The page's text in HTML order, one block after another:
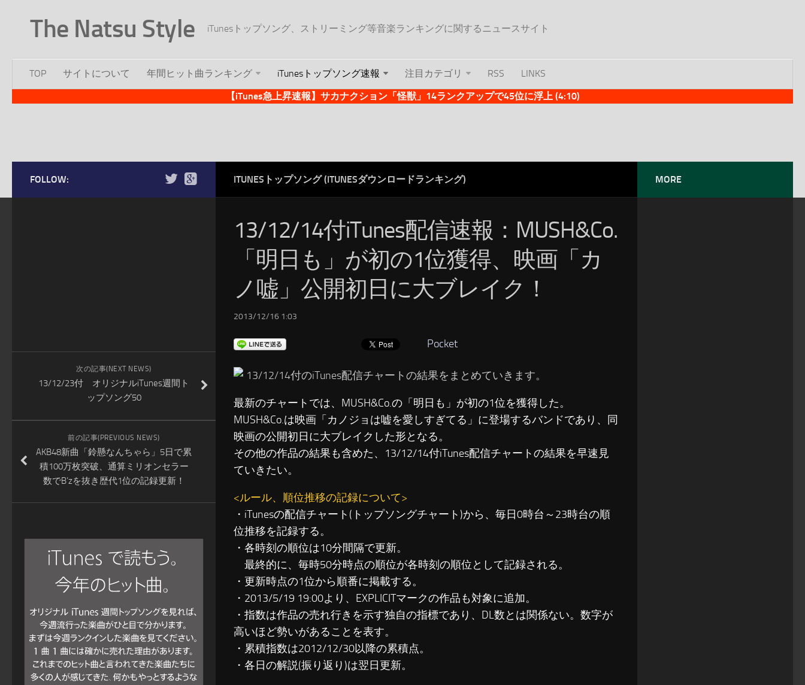
The Natsu Style iTunesトップソング、ストリーミング等音楽ランキングに関するニュースサイト
TOP サイトについて 年間ヒット曲ランキング iTunesトップソング速報 注目カテゴリ RSS
LINKS
【iTunes急上昇速報】サカナクション「怪獣」14ランクアップで45位に浮上 (4:10)
ITUNESトップソング (ITUNESダウンロードランキング)
13/12/14付iTunes配信速報：MUSH&Co.
「明日も」が初の1位獲得、映画「カ
ノ嘘」公開初日に大ブレイク！
2013/12/16 1:03
Pocket
13/12/14付のiTunes配信チャートの結果をまとめていきます。
最新のチャートでは、MUSH&Co.の「明日も」が初の1位を獲得した。
MUSH&Co.は映画「カノジョは嘘を愛しすぎてる」に登場するバンドであり、同
映画の公開初日に大ブレイクした形となる。
その他の作品の結果も含めた、13/12/14付iTunes配信チャートの結果を早速見
ていきたい。
<ルール、順位推移の記録について>
・iTunesの配信チャート(トップソングチャート)から、毎日0時台～23時台の順
位推移を記録する。
・各時刻の順位は10分間隔で更新。
最終的に、毎時50分時点の順位が各時刻の順位として記録される。
・更新時点の1位から順番に掲載する。
・2013/5/19 19:00より、EXPLICITマークの作品も対象に追加。
・指数は作品の売れ行きを示す独自の指標であり、DL数とは関係ない。数字が
高いほど勢いがあることを表す。
・累積指数は2012/12/30以降の累積点。
・各日の解説(振り返り)は翌日更新。
FOLLOW:
次の記事(NEXT NEWS)
13/12/23付 オリジナルiTunes週間ト
ップソング50
前の記事(PREVIOUS NEWS)
AKB48新曲「鈴懸なんちゃら」5日で累
積100万枚突破、通算ミリオンセラー
数でB’zを抜き歴代1位の記録更新！
MORE